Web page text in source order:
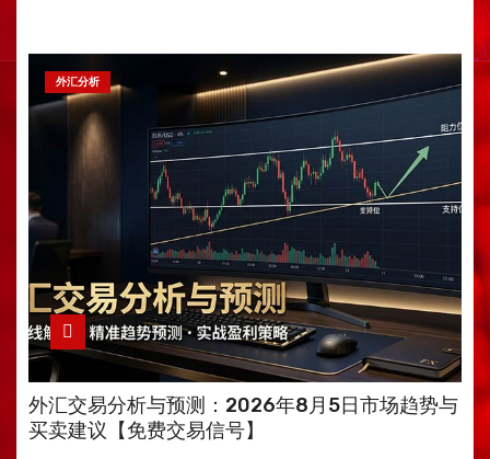
外汇分析
外汇交易分析与预测：2026年8月5日市场趋势与
买卖建议【免费交易信号】